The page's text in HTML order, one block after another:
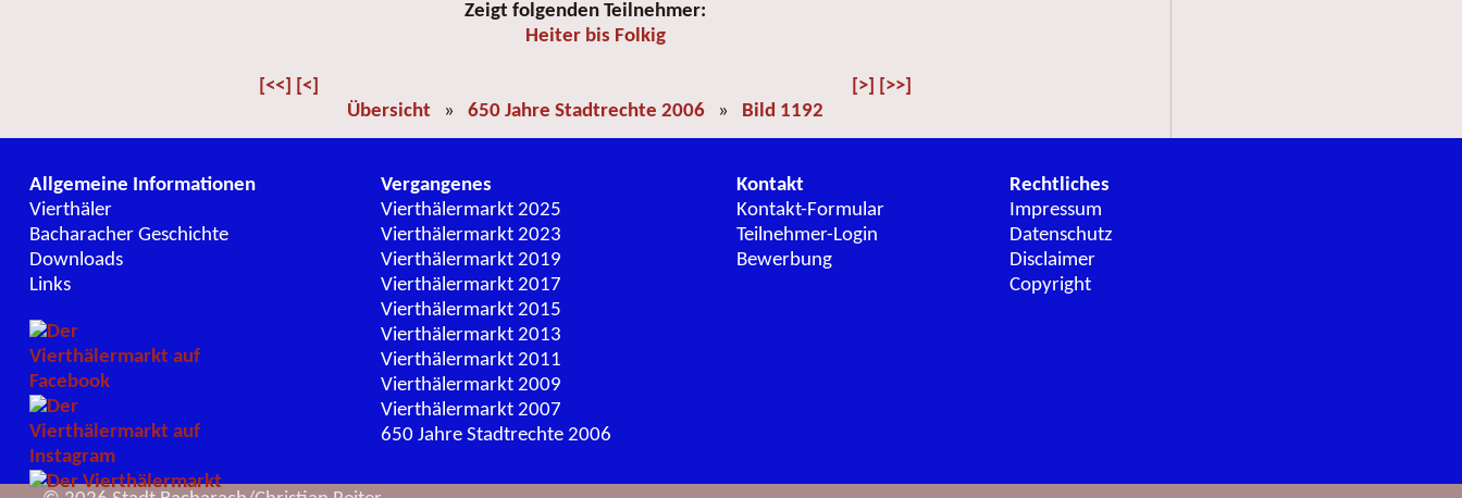
Zeigt folgenden Teilnehmer:
Heiter bis Folkig
[<<] [<] [>] [>>]
Übersicht » 650 Jahre Stadtrechte 2006 » Bild 1192
Allgemeine Informationen
Vierthäler
Bacharacher Geschichte
Downloads
Links
Vergangenes
Vierthälermarkt 2025
Vierthälermarkt 2023
Vierthälermarkt 2019
Vierthälermarkt 2017
Vierthälermarkt 2015
Vierthälermarkt 2013
Vierthälermarkt 2011
Vierthälermarkt 2009
Vierthälermarkt 2007
650 Jahre Stadtrechte 2006
Kontakt
Kontakt-Formular
Teilnehmer-Login
Bewerbung
Rechtliches
Impressum
Datenschutz
Disclaimer
Copyright